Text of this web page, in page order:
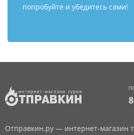
попробуйте и убедитесь сами!
Отправкин.ру — интернет-магазин